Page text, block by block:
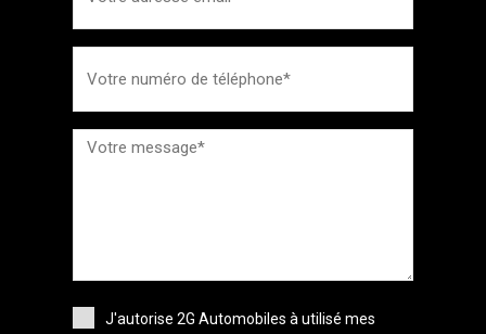
J'autorise 2G Automobiles à utilisé mes